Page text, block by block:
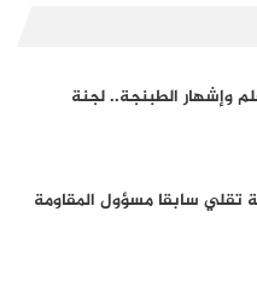
وإشهار الطبنجة.. لجنة
تقلي سابقا مسؤول المقاومة